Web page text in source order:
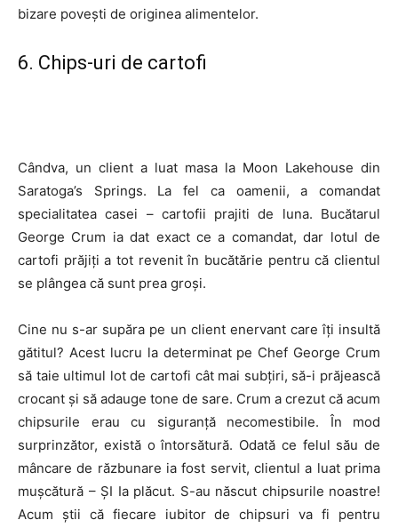
bizare povești de originea alimentelor.
6. Chips-uri de cartofi
Cândva, un client a luat masa la Moon Lakehouse din
Saratoga’s Springs. La fel ca oamenii, a comandat
specialitatea casei – cartofii prajiti de luna. Bucătarul
George Crum ia dat exact ce a comandat, dar lotul de
cartofi prăjiți a tot revenit în bucătărie pentru că clientul
se plângea că sunt prea groși.
Cine nu s-ar supăra pe un client enervant care îți insultă
gătitul? Acest lucru la determinat pe Chef George Crum
să taie ultimul lot de cartofi cât mai subțiri, să-i prăjească
crocant și să adauge tone de sare. Crum a crezut că acum
chipsurile erau cu siguranță necomestibile. În mod
surprinzător, există o întorsătură. Odată ce felul său de
mâncare de răzbunare ia fost servit, clientul a luat prima
mușcătură – ȘI Ia plăcut. S-au născut chipsurile noastre!
Acum știi că fiecare iubitor de chipsuri va fi pentru